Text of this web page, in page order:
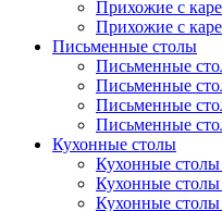
Прихожие с
Прихожие с
Письменные столы
Письменные
Письменные
Письменные
Письменные
Кухонные столы
Кухонные столы
Кухонные столы
Кухонные столы